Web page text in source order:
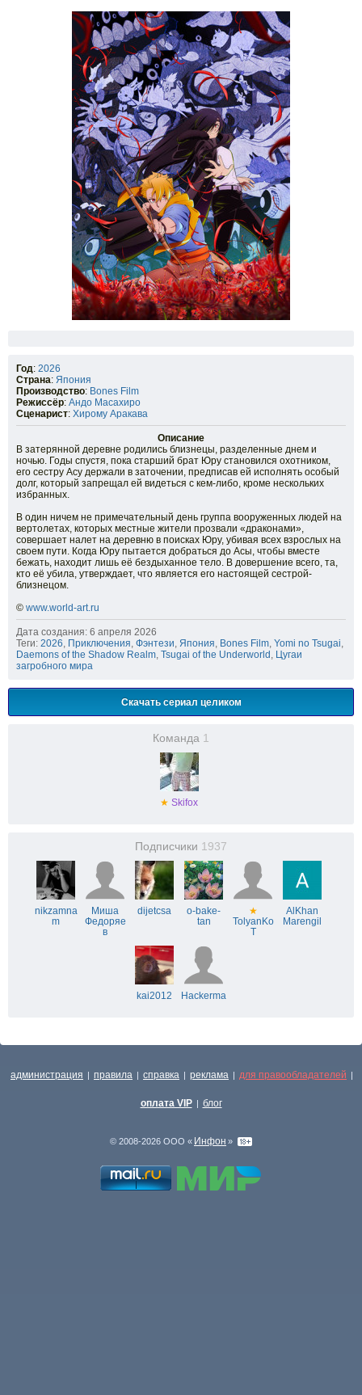
Год: 2026
Страна: Япония
Производство: Bones Film
Режиссёр: Андо Масахиро
Сценарист: Хирому Аракава
Описание
В затерянной деревне родились близнецы, разделенные днем и
ночью. Годы спустя, пока старший брат Юру становился охотником,
его сестру Асу держали в заточении, предписав ей исполнять особый
долг, который запрещал ей видеться с кем-либо, кроме нескольких
избранных.
В один ничем не примечательный день группа вооруженных людей на
вертолетах, которых местные жители прозвали «драконами»,
совершает налет на деревню в поисках Юру, убивая всех взрослых на
своем пути. Когда Юру пытается добраться до Асы, чтобы вместе
бежать, находит лишь её бездыханное тело. В довершение всего, та,
кто её убила, утверждает, что является его настоящей сестрой-
близнецом.
© www.world-art.ru
Дата создания: 6 апреля 2026
Теги: 2026, Приключения, Фэнтези, Япония, Bones Film, Yomi no Tsugai,
Daemons of the Shadow Realm, Tsugai of the Underworld , Цугаи
загробного мира
Скачать сериал целиком
Команда 1
★ Skifox
Подписчики 1937
nikzamna
m
Миша
Федоряе
в
dijetcsa
o-bake-
tan
★
TolyanKo
T
AlKhan
Marengil
kai2012 Hackerma
администрация | правила | справка | реклама | для правообладателей |
оплата VIP | блог
© 2008-2026 ООО « Инфон »